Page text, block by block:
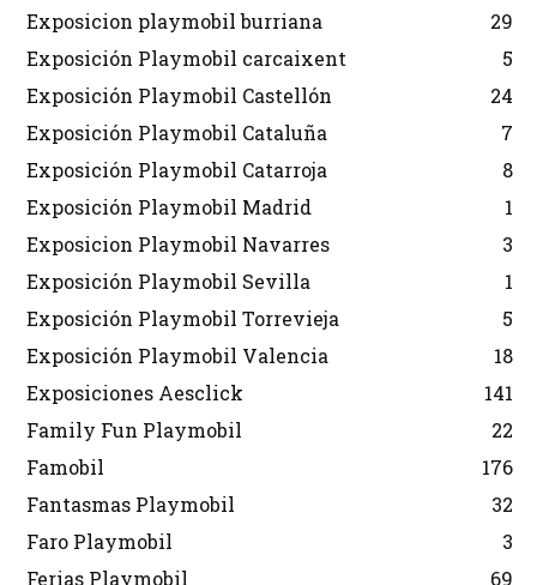
Exposicion playmobil burriana
29
Exposición Playmobil carcaixent
5
Exposición Playmobil Castellón
24
Exposición Playmobil Cataluña
7
Exposición Playmobil Catarroja
8
Exposición Playmobil Madrid
1
Exposicion Playmobil Navarres
3
Exposición Playmobil Sevilla
1
Exposición Playmobil Torrevieja
5
Exposición Playmobil Valencia
18
Exposiciones Aesclick
141
Family Fun Playmobil
22
Famobil
176
Fantasmas Playmobil
32
Faro Playmobil
3
Ferias Playmobil
69